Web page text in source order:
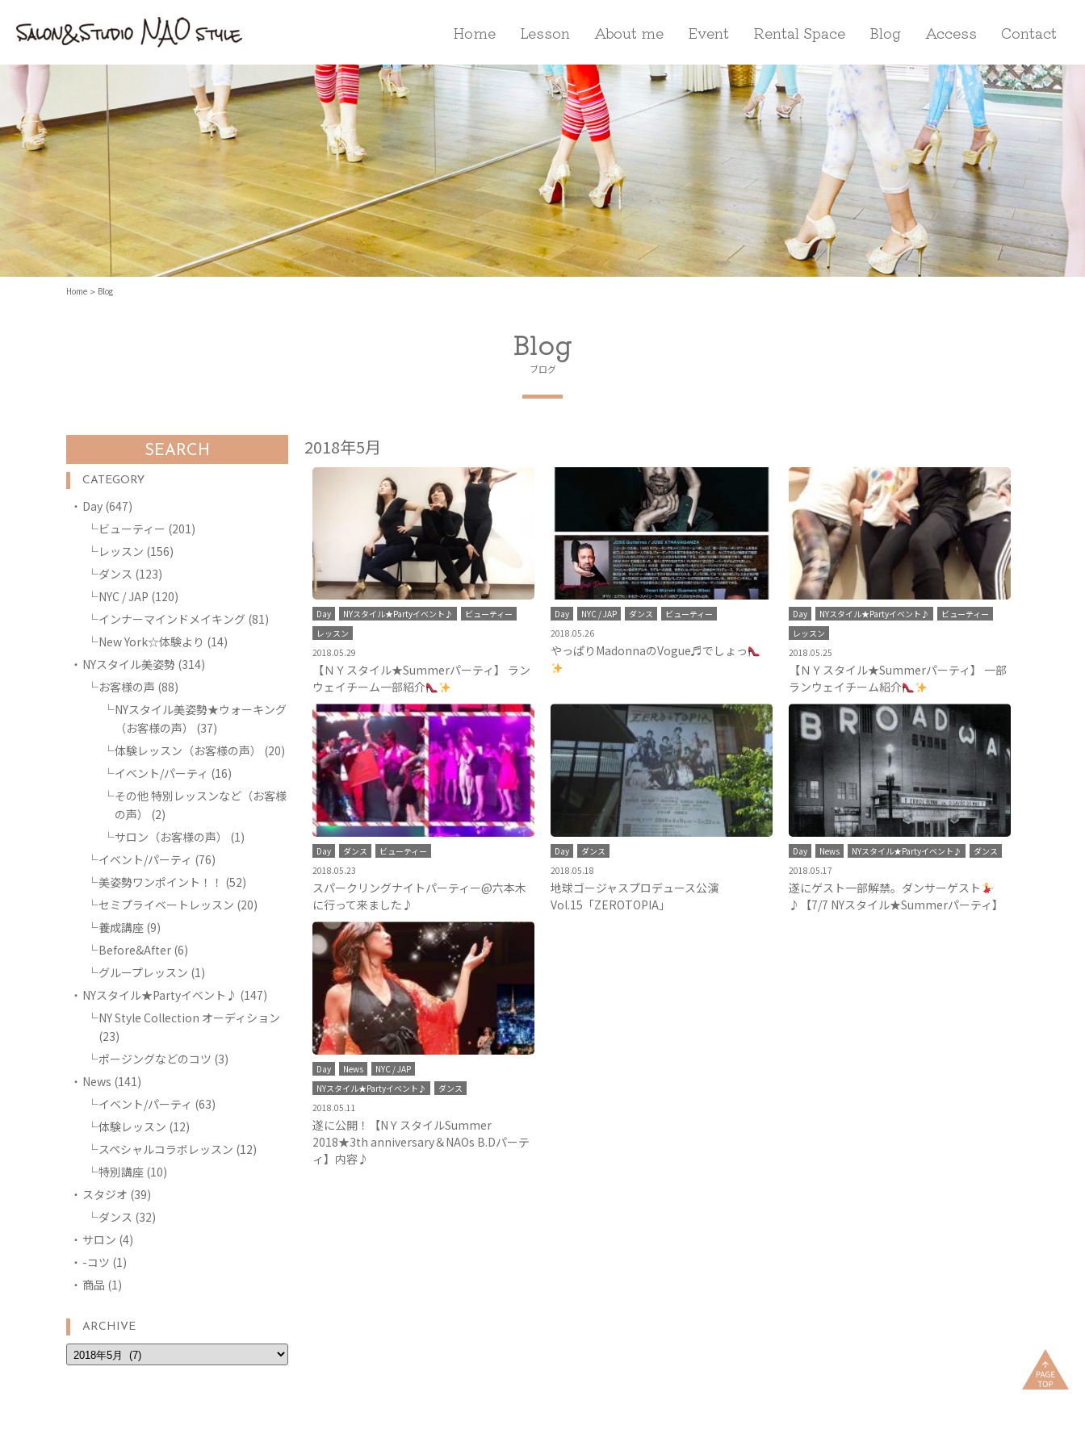
Home Lesson About me Event Rental Space Blog Access Contact
Home Blog
Blog
ブログ
SEARCH
CATEGORY
Day (647)
ビューティー (201)
レッスン (156)
ダンス (123)
NYC / JAP (120)
インナーマインドメイキング (81)
New York☆体験より (14)
NYスタイル美姿勢 (314)
お客様の声 (88)
NYスタイル美姿勢★ウォーキング
（お客様の声）
(37)
体験レッスン（お客様の声）
(20)
イベント/パーティ (16)
その他 特別レッスンなど（お客様
の声）
(2)
サロン（お客様の声）
(1)
イベント/パーティ (76)
美姿勢ワンポイント！！ (52)
セミプライベートレッスン (20)
養成講座 (9)
Before&After (6)
グループレッスン (1)
NYスタイル★Partyイベント♪ (147)
NY Style Collection オーディション
(23)
ポージングなどのコツ (3)
News (141)
イベント/パーティ (63)
体験レッスン (12)
スペシャルコラボレッスン (12)
特別講座 (10)
スタジオ (39)
ダンス (32)
サロン (4)
-コツ (1)
商品 (1)
ARCHIVE
2018年5月
Day NYスタイル★Partyイベント♪
ビューティー
レッスン
2018.05.29
【ＮＹスタイル★Summerパーティ】 ラン
ウェイチーム一部紹介
Day NYC / JAP ダンス
ビューティー
2018.05.26
やっぱりMadonnaのVogue♬でしょっ
Day NYスタイル★Partyイベント♪
ビューティー
レッスン
2018.05.25
【ＮＹスタイル★Summerパーティ】 一部
ランウェイチーム紹介
Day ダンス
ビューティー
2018.05.23
スパークリングナイトパーティー@六本木
に行って来ました♪
Day
ダンス
2018.05.18
地球ゴージャスプロデュース公演
Vol.15「ZEROTOPIA」
Day News NYスタイル★Partyイベント♪
ダンス
2018.05.17
遂にゲスト一部解禁。ダンサーゲスト
♪【7/7 NYスタイル★Summerパーティ】
Day News
NYC / JAP
NYスタイル★Partyイベント♪
ダンス
2018.05.11
遂に公開！【NＹスタイルSummer
2018★3th anniversary＆NAOs B.Dパーテ
ィ】内容♪